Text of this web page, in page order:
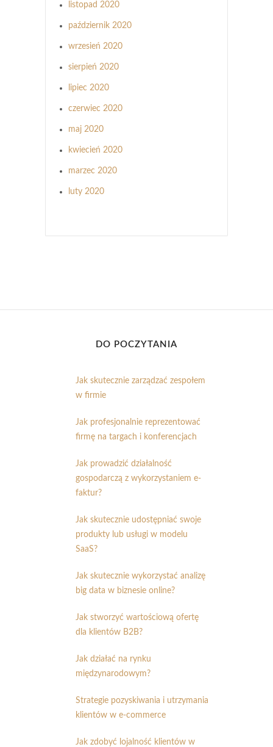
listopad 2020
październik 2020
wrzesień 2020
sierpień 2020
lipiec 2020
czerwiec 2020
maj 2020
kwiecień 2020
marzec 2020
luty 2020
DO POCZYTANIA
Jak skutecznie zarządzać zespołem
w firmie
Jak profesjonalnie reprezentować
firmę na targach i konferencjach
Jak prowadzić działalność
gospodarczą z wykorzystaniem e-
faktur?
Jak skutecznie udostępniać swoje
produkty lub usługi w modelu
SaaS?
Jak skutecznie wykorzystać analizę
big data w biznesie online?
Jak stworzyć wartościową ofertę
dla klientów B2B?
Jak działać na rynku
międzynarodowym?
Strategie pozyskiwania i utrzymania
klientów w e-commerce
Jak zdobyć lojalność klientów w